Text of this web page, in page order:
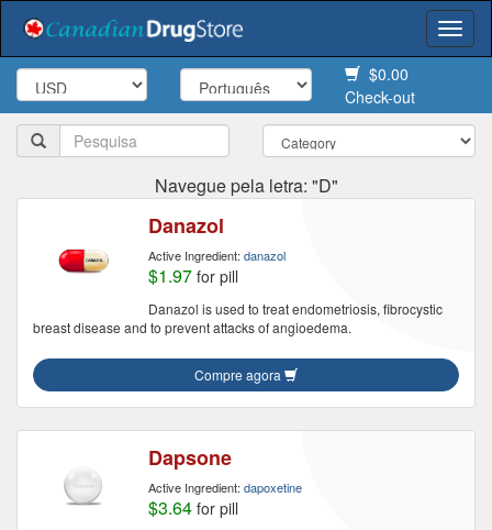
$0.00
Check-out
Navegue pela letra: "D"
Danazol
Active Ingredient: danazol
$1.97 for pill
Danazol is used to treat endometriosis, fibrocystic
breast disease and to prevent attacks of angioedema.
Compre agora
Dapsone
Active Ingredient: dapoxetine
$3.64 for pill